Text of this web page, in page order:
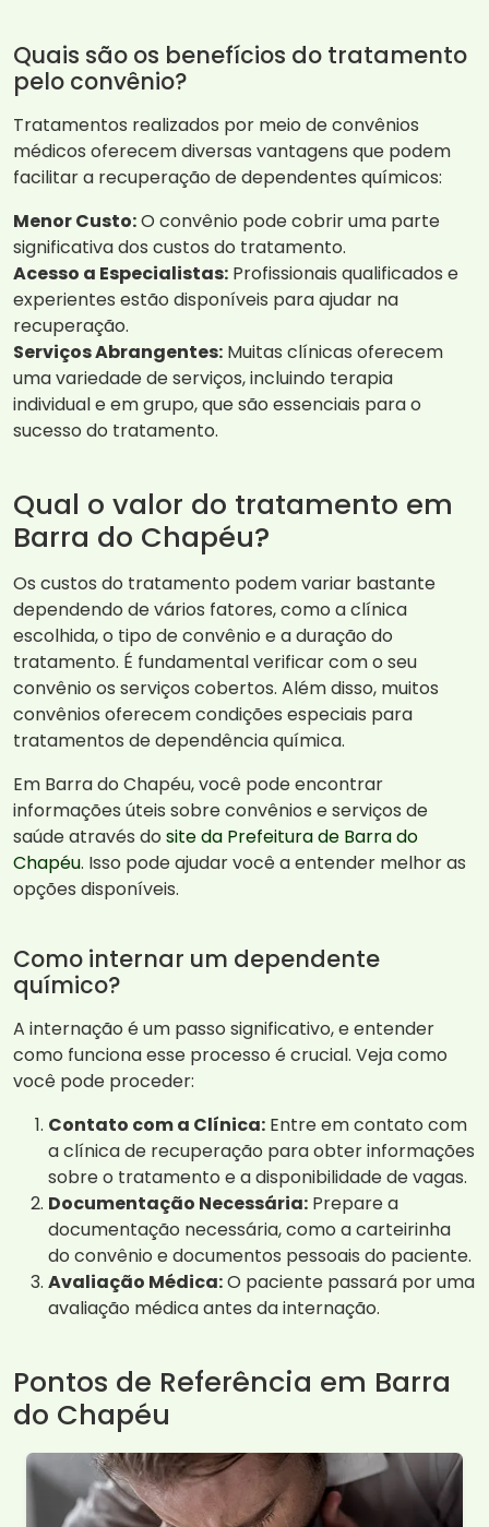
Quais são os benefícios do tratamento
pelo convênio?
Tratamentos realizados por meio de convênios
médicos oferecem diversas vantagens que podem
facilitar a recuperação de dependentes químicos:
Menor Custo:O convênio pode cobrir uma parte
significativa dos custos do tratamento.
Acesso a Especialistas: Profissionais qualificados e
experientes estão disponíveis para ajudar na
recuperação.
Serviços Abrangentes: Muitas clínicas oferecem
uma variedade de serviços, incluindo terapia
individual e em grupo, que são essenciais para o
sucesso do tratamento.
Qual o valor do tratamento em
Barra do Chapéu?
Os custos do tratamento podem variar bastante
dependendo de vários fatores, como a clínica
escolhida, o tipo de convênio e a duração do
tratamento. É fundamental verificar com o seu
convênio os serviços cobertos. Além disso, muitos
convênios oferecem condições especiais para
tratamentos de dependência química.
Em Barra do Chapéu, você pode encontrar
informações úteis sobre convênios e serviços de
saúde através do site da Prefeitura de Barra do
Chapéu. Isso pode ajudar você a entender melhor as
opções disponíveis.
Como internar um dependente
químico?
A internação é um passo significativo, e entender
como funciona esse processo é crucial. Veja como
você pode proceder:
Contato com a Clínica: Entre em contato com
a clínica de recuperação para obter informações
sobre o tratamento e a disponibilidade de vagas.
Documentação Necessária: Prepare a
documentação necessária, como a carteirinha
do convênio e documentos pessoais do paciente.
Avaliação Médica:O paciente passará por uma
avaliação médica antes da internação.
Pontos de Referência em Barra
do Chapéu